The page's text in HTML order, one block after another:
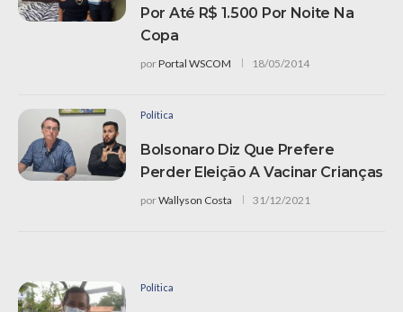
Por Até R$ 1.500 Por Noite Na
Copa
porPortal WSCOM 18/05/2014
Política
Bolsonaro Diz Que Prefere
Perder Eleição A Vacinar Crianças
porWallyson Costa 31/12/2021
Política